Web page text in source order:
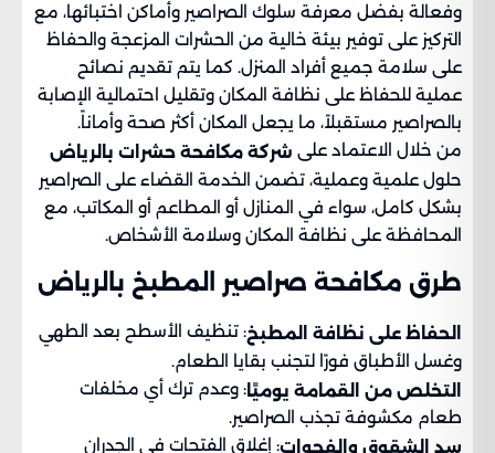
وفعالة بفضل معرفة سلوك الصراصير وأماكن اختبائها، مع
التركيز على توفير بيئة خالية من الحشرات المزعجة والحفاظ
على سلامة جميع أفراد المنزل. كما يتم تقديم نصائح
عملية للحفاظ على نظافة المكان وتقليل احتمالية الإصابة
بالصراصير مستقبلاً، ما يجعل المكان أكثر صحة وأماناً.
من خلال الاعتماد على شركة مكافحة حشرات بالرياض
حلول علمية وعملية، تضمن الخدمة القضاء على الصراصير
بشكل كامل، سواء في المنازل أو المطاعم أو المكاتب، مع
المحافظة على نظافة المكان وسلامة الأشخاص.
طرق مكافحة صراصير المطبخ بالرياض
الحفاظ على نظافة المطبخ: تنظيف الأسطح بعد الطهي
وغسل الأطباق فورًا لتجنب بقايا الطعام.
التخلص من القمامة يوميًا: وعدم ترك أي مخلفات
طعام مكشوفة تجذب الصراصير.
سد الشقوق والفجوات: إغلاق الفتحات في الجدران